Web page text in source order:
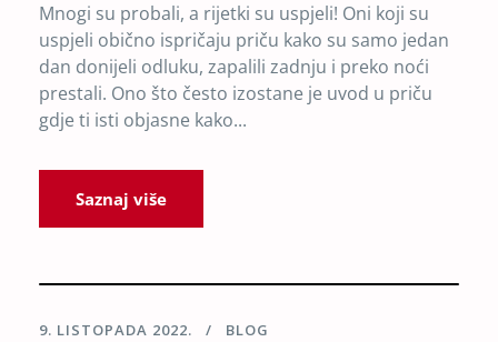
Mnogi su probali, a rijetki su uspjeli! Oni koji su
uspjeli obično ispričaju priču kako su samo jedan
dan donijeli odluku, zapalili zadnju i preko noći
prestali. Ono što često izostane je uvod u priču
gdje ti isti objasne kako...
Saznaj više
9. LISTOPADA 2022. BLOG